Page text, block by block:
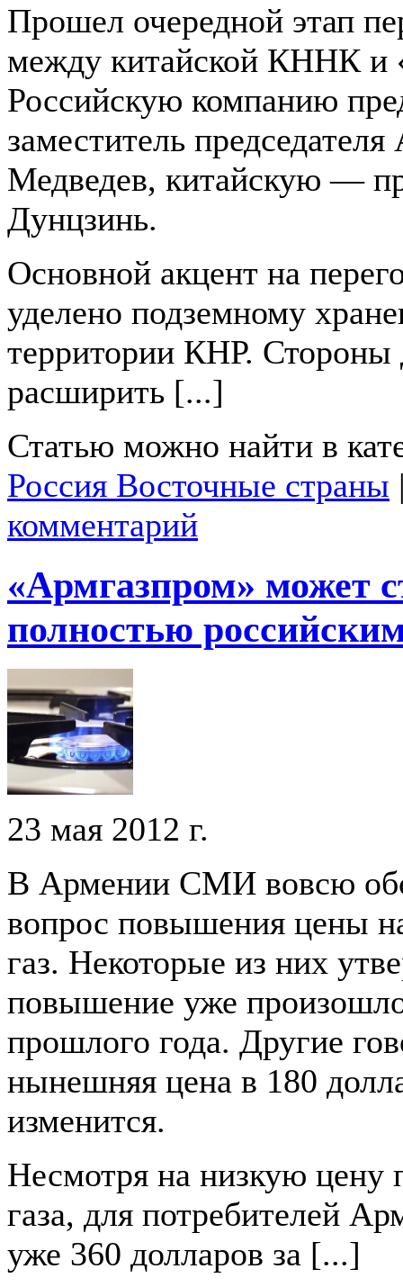
Прошел очередной этап
между китайской КННК и
Российскую компанию
заместитель
Медведев, китайскую —
Дунцзинь.
Основной акцент на
уделено подземному
территории КНР. Стороны
расширить [...]
Статью можно найти в
Россия Восточные страны
комментарий
«Армгазпром» может
полностью
23 мая 2012 г.
В Армении СМИ вовсю
вопрос повышения цены
газ. Некоторые из них
повышение уже
прошлого года. Другие
нынешняя цена в 180
изменится.
Несмотря на низкую цену
газа, для потребителей
уже 360 долларов за [...]